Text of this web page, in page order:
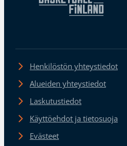
Henkilöstön yhteystiedot
Alueiden yhteystiedot
Laskutustiedot
Käyttöehdot ja tietosuoja
Evästeet